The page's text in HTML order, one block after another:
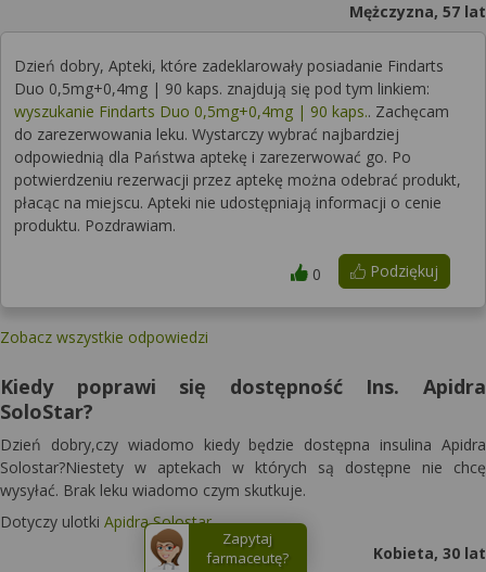
Zapytaj
farmaceutę?
Mężczyzna, 57 lat
Dzień dobry, Apteki, które zadeklarowały posiadanie Findarts
Duo 0,5mg+0,4mg | 90 kaps. znajdują się pod tym linkiem:
wyszukanie Findarts Duo 0,5mg+0,4mg | 90 kaps.. Zachęcam
do zarezerwowania leku. Wystarczy wybrać najbardziej
odpowiednią dla Państwa aptekę i zarezerwować go. Po
potwierdzeniu rezerwacji przez aptekę można odebrać produkt,
płacąc na miejscu. Apteki nie udostępniają informacji o cenie
produktu. Pozdrawiam.
Podziękuj
0
Zobacz wszystkie odpowiedzi
Kiedy poprawi się dostępność Ins. Apidra
SoloStar?
Dzień dobry,czy wiadomo kiedy będzie dostępna insulina Apidra
Solostar?Niestety w aptekach w których są dostępne nie chcę
wysyłać. Brak leku wiadomo czym skutkuje.
Dotyczy ulotki Apidra Solostar
Kobieta, 30 lat